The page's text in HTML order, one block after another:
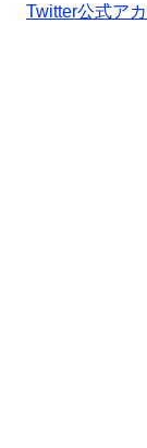
Twitter公式ア